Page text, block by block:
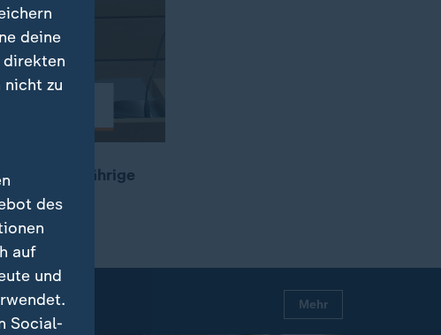
Der 60-jährige
Mehr
deine
nicht zu
des
auf
und
Social-